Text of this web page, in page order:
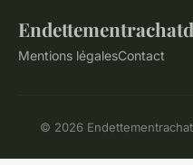
Mentions légalesContact
© 2026